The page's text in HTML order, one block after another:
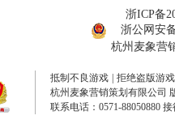
浙ICP备
浙公网安
杭州麦象营
抵制不良游戏 拒绝盗版游戏
杭州麦象营销策划有限公司
联系电话：0571-88050880